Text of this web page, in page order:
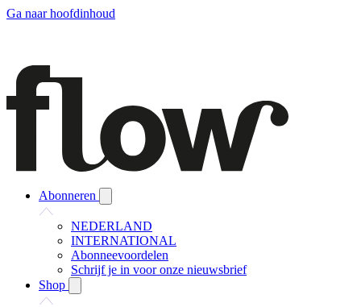
Ga naar hoofdinhoud
Abonneren
NEDERLAND
INTERNATIONAL
Abonneevoordelen
Schrijf je in voor onze nieuwsbrief
Shop